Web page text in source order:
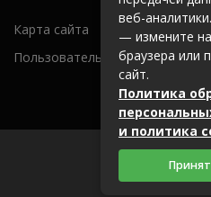
Карта сайта
Пользовательское соглашение
2026 (c)
веб-
— измените
браузера или
сайт.
Политика
и политика